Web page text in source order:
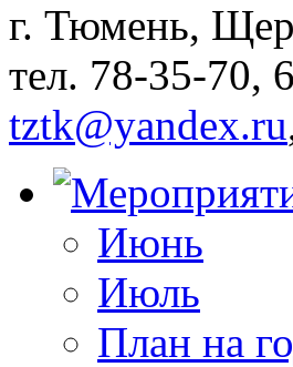
г. Тюмень,
тел. 78-35-70,
tztk@yandex.ru
Июнь
Июль
План на